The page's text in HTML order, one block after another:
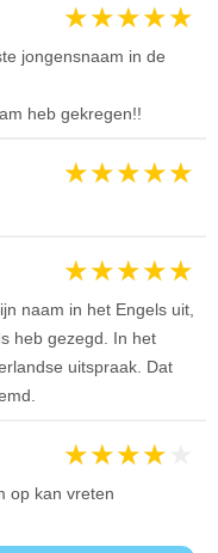
★★★★★
jongensnaam in de
heb gekregen!!
★★★★★
★★★★★
naam in het Engels uit,
heb gezegd. In het
uitspraak. Dat
★★★★
op kan vreten